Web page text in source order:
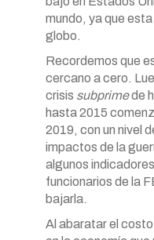
mundo, ya que
globo.
Recordemos que
cercano a cero.
crisis subprimede
hasta 2015
2019, con un nivel
impactos de la
algunos
funcionarios de la
bajarla.
Al abaratar el